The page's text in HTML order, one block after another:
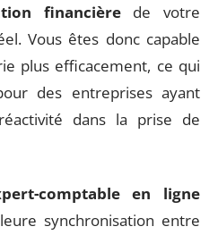
financièrede votre
Vous êtes donc capable
plus efficacement, ce qui
des entreprises ayant
dans la prise de
comptable en ligne
synchronisation entre